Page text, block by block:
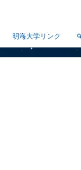
明海大学リンク